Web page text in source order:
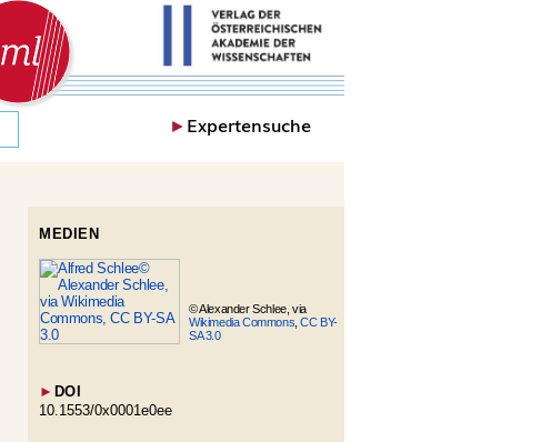
►Expertensuche
MEDIEN
© Alexander Schlee, via
Wikimedia Commons ,CC BY-
SA 3.0
► DOI
10.1553/0x0001e0ee